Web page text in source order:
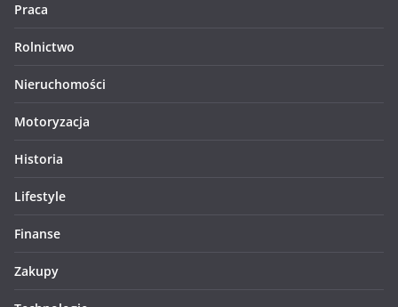
Praca
Rolnictwo
Nieruchomości
Motoryzacja
Historia
Lifestyle
Finanse
Zakupy